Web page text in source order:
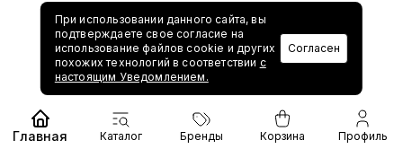
При использовании данного сайта, вы
подтверждаете свое согласие на
использование файлов cookie и других
похожих технологий в соответствии с
настоящим Уведомлением.
Согласен
Главная Каталог Бренды Корзина Профиль